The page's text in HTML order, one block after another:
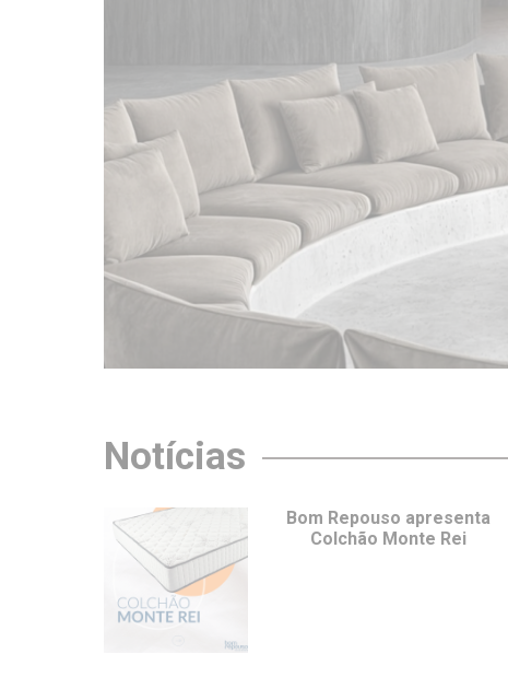
Notícias
Bom Repouso apresenta
Colchão Monte Rei